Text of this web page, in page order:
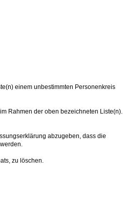
einem unbestimmten Personenkreis
Rahmen der oben bezeichneten Liste(n).
abzugeben, dass die
zu löschen.